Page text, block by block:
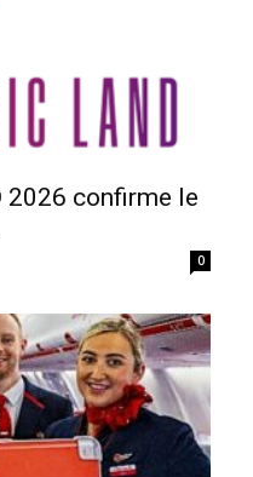
2026 confirme le
0